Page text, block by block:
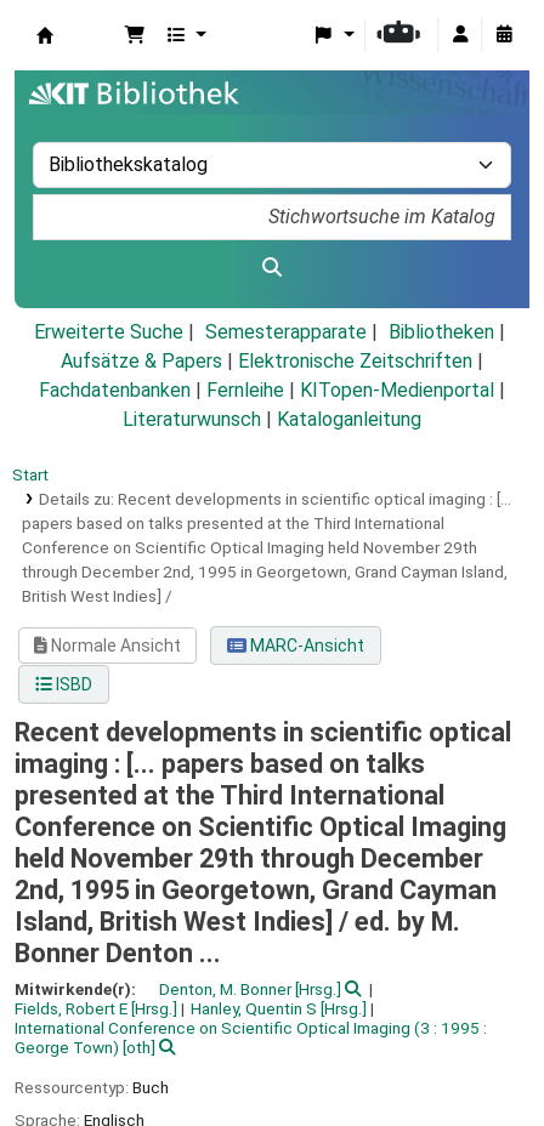
Erweiterte Suche Semesterapparate
Bibliotheken
Aufsätze & Papers
Elektronische Zeitschriften
Fachdatenbanken
Fernleihe KITopen-Medienportal
Literaturwunsch
Kataloganleitung
Start
Details zu: Recent developments in scientific optical imaging : [...
papers based on talks presented at the Third International
Conference on Scientific Optical Imaging held November 29th
through December 2nd, 1995 in Georgetown, Grand Cayman Island,
British West Indies] /
Normale Ansicht
MARC-Ansicht
ISBD
Recent developments in scientific optical
imaging : [... papers based on talks
presented at the Third International
Conference on Scientific Optical Imaging
held November 29th through December
2nd, 1995 in Georgetown, Grand Cayman
Island, British West Indies] / ed. by M.
Bonner Denton ...
Mitwirkende(r): Denton, M. Bonner[Hrsg.]
Fields, Robert E [Hrsg.] Hanley, Quentin S [Hrsg.]
International Conference on Scientific Optical Imaging (3 : 1995 :
George Town) [oth]
Ressourcentyp: Buch
Sprache: Englisch